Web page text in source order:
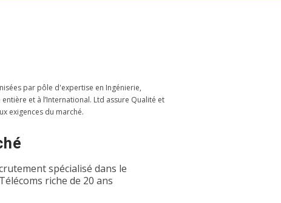
par pôle d'expertise en Ingénierie,
et à l’International. Ltd assure Qualité et
exigences du marché.
spécialisé dans le
riche de 20 ans